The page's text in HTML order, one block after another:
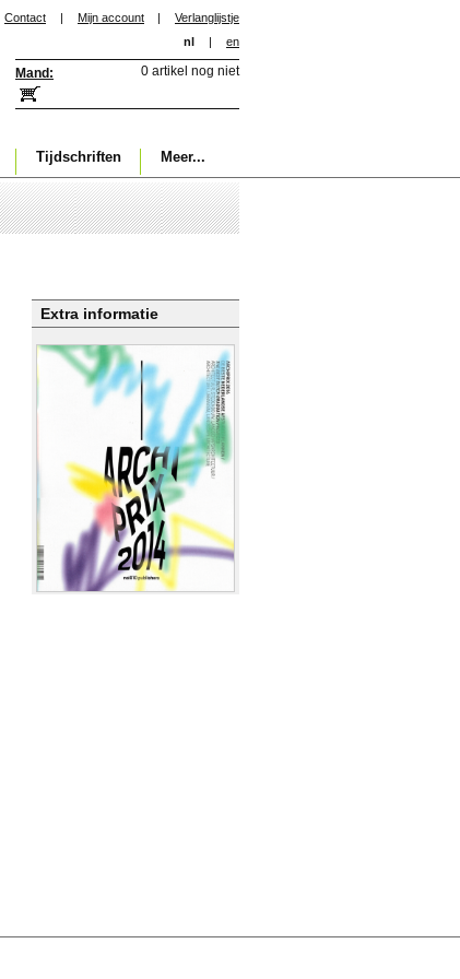
Contact | Mijn account |
Verlanglijstje
nl
| en
Mand: 0 artikel nog niet
Tijdschriften Meer...
Extra informatie